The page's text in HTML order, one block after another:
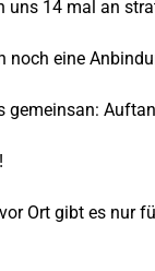
uns 14 mal an
eine
gemeinsan:
Ort gibt es nur